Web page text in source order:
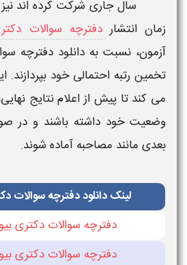
سال جاری شرکت کرده اند نیز
زمان انتشاردفترچه سوالات
آزمون، نسبت به دانلود دفترچه
تخمین رتبه احتمالی خود
می‌ کند تا پیش از اعلام نتایج
وضعیت خود داشته باشند و در
بعدی مانند مصاحبه آماده شوند.
لینک دانلود دفترچه سوالات
دفترچه سوالات دکتری
دفترچه سوالات دکتری